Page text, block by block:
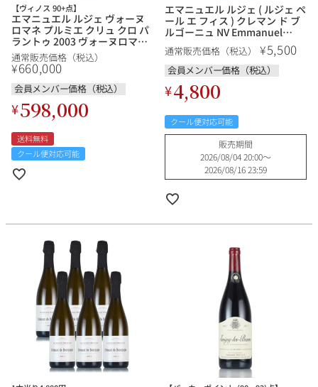
【ヴィノス 90+点】
エマニュエル ルジェ ヴォーヌ
ロマネ プルミエ クリュ クロ パ
ラントゥ 2003 ヴォーヌロマネ
Emmanuel Rouget Vosne
Romanee 1er Cru Cros
Parantoux フランス ブルゴー
ニュ 赤ワイン
通常販売価格（税込）
¥660,000
会員メンバー価格（税込）
¥598,000
送料無料
クール便対応可能
エマニュエル ルジェ ( ルジェ ペ
ール エ フィス ) クレマン ド ブ
ルゴーニュ NV Emmanuel
Rouget ( Rouget Pere & Fils )
Cremant de Bourgogne フラ
ンス ブルゴーニュ スパークリ
ングワイン
通常販売価格（税込） ¥5,500
会員メンバー価格（税込）
¥4,800
クール便対応可能
販売期間
2026/08/04 20:00〜
2026/08/16 23:59